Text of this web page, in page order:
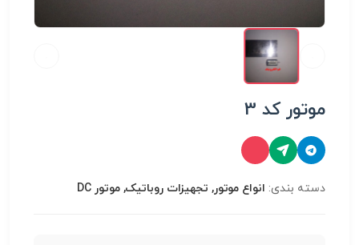
موتور کد 3
دسته بندی: انواع موتور, تجهیزات روباتیک, موتور DC